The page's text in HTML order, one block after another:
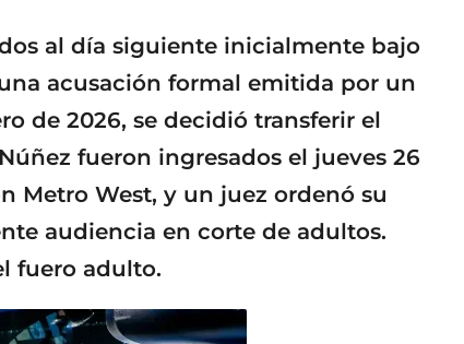
al día siguiente inicialmente bajo
acusación formal emitida por un
de 2026, se decidió transferir el
fueron ingresados el jueves 26
Metro West, y un juez ordenó su
audiencia en corte de adultos.
fuero adulto.